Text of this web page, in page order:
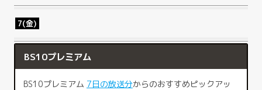
7(金)
BS10プレミアム
BS10プレミアム 7日の放送分からのおすすめピックアッ